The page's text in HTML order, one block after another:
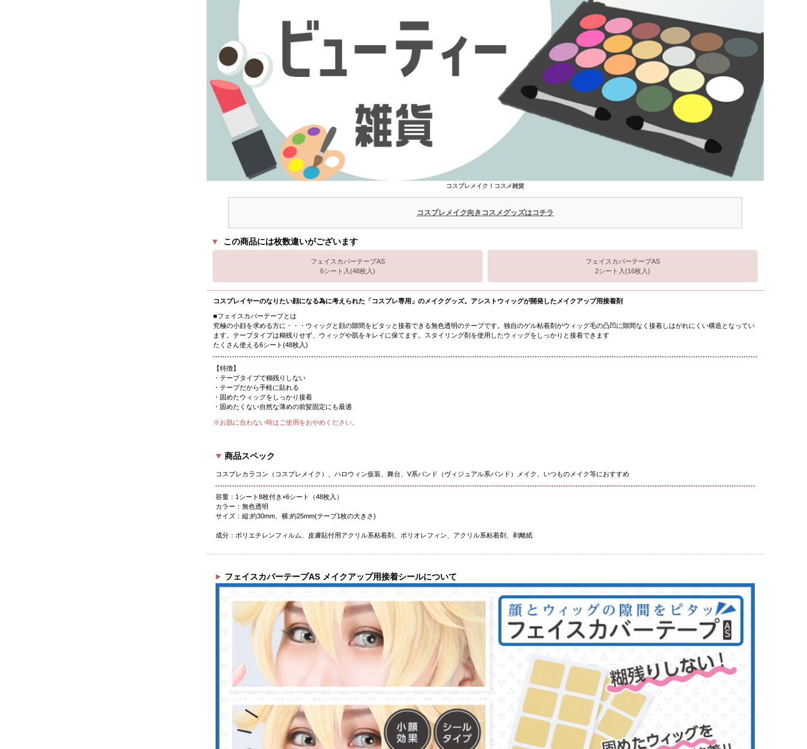
コスプレメイク！コスメ雑貨
コスプレメイク向きコスメグッズはコチラ
▼ この商品には枚数違いがございます
フェイスカバーテープAS
6シート入(48枚入)
フェイスカバーテープAS
2シート入(16枚入)
コスプレイヤーのなりたい顔になる為に考えられた「コスプレ専用」のメイクグッズ。アシストウィッグが開発したメイクアップ用接着剤
■フェイスカバーテープとは
究極の小顔を求める方に・・・ウィッグと顔の隙間をピタッと接着できる無色透明のテープです。独自のゲル粘着剤がウィッグ毛の凸凹に隙間なく接着しはがれにくい構造となってい
ます。テープタイプは糊残りせず、ウィッグや肌をキレイに保てます。スタイリング剤を使用したウィッグをしっかりと接着できます
たくさん使える6シート(48枚入)
【特徴】
・テープタイプで糊残りしない
・テープだから手軽に貼れる
・固めたウィッグをしっかり接着
・固めたくない自然な薄めの前髪固定にも最適
※お肌に合わない時はご使用をおやめください。
商品スペック
コスプレカラコン（コスプレメイク）、ハロウィン仮装、舞台、V系バンド（ヴィジュアル系バンド）メイク、いつものメイク等におすすめ
容量：1シート8枚付き×6シート（48枚入）
カラー：無色透明
サイズ：縦:約30mm、横:約25mm(テープ1枚の大きさ)
成分：ポリエチレンフィルム、皮膚貼付用アクリル系粘着剤、ポリオレフィン、アクリル系粘着剤、剥離紙
フェイスカバーテープAS メイクアップ用接着シールについて